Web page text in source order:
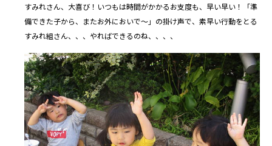
すみれさん、大喜び！いつもは時間がかかるお支度も、早い早い！「準
備できた子から、またお外においで～」の掛け声で、素早い行動をとる
すみれ組さん、、、やればできるのね、、、、